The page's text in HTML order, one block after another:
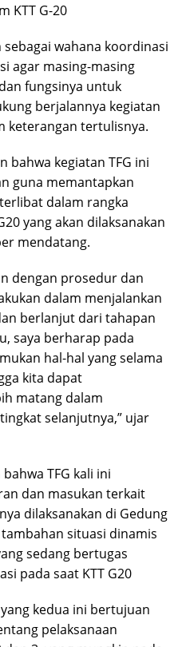
KTT G-20
sebagai wahana koordinasi
agar masing-masing
fungsinya untuk
berjalannya kegiatan
keterangan tertulisnya.
bahwa kegiatan TFG ini
guna memantapkan
dalam rangka
yang akan dilaksanakan
mendatang.
dengan prosedur dan
dalam menjalankan
berlanjut dari tahapan
saya berharap pada
hal-hal yang selama
kita dapat
matang dalam
selanjutnya,” ujar
TFG kali ini
dan masukan terkait
dilaksanakan di Gedung
situasi dinamis
sedang bertugas
pada saat KTT G20
kedua ini bertujuan
pelaksanaan